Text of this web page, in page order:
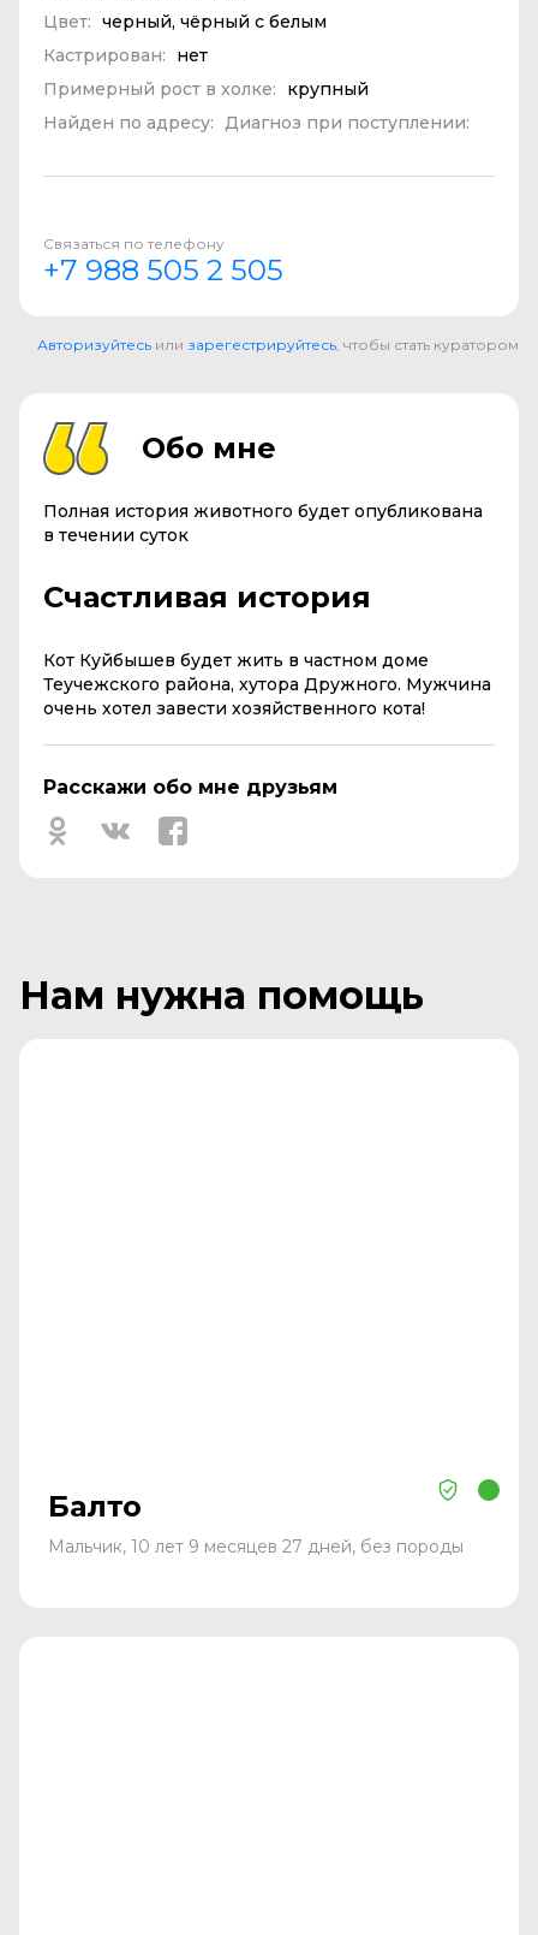
Цвет: черный, чёрный с белым
Кастрирован:
нет
Примерный рост в холке:
крупный
Найден по адресу:
Диагноз при поступлении:
Связаться по телефону
+7 988 505 2 505
Авторизуйтесь или зарегестрируйтесь , чтобы стать куратором
Обо мне
Полная история животного будет опубликована
в течении суток
Счастливая история
Кот Куйбышев будет жить в частном доме
Теучежского района, хутора Дружного. Мужчина
очень хотел завести хозяйственного кота!
Расскажи обо мне друзьям
Нам нужна помощь
Балто
Мальчик, 10 лет 9 месяцев 27 дней, без породы